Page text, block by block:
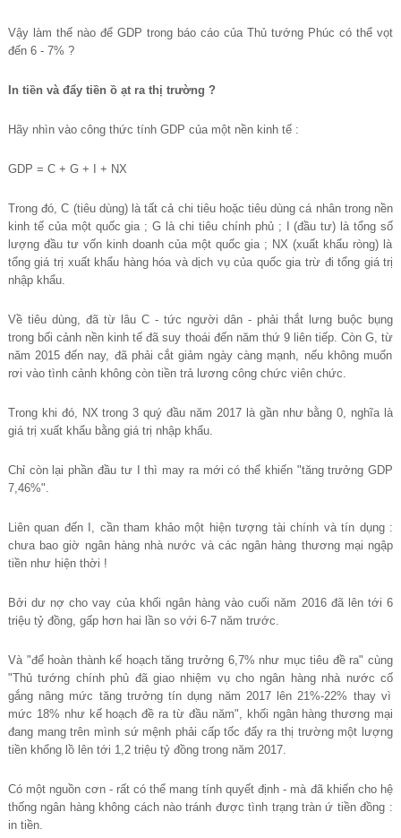
Vậy làm thếnào đểGDP trong báo cáo của Thủ tướng Phúc có thể vọt
đến 6 - 7% ?
In tiền và đẩy tiền ồ ạt ra thị trường ?
Hãy nhìn vào công thức tính GDP của một nền kinh tế:
GDP = C + G + I + NX
Trong đó, C (tiêu dùng) là tất cảchi tiêu hoặc tiêu dùng cá nhân trong nền
kinh tếcủa một quốc gia ; G là chi tiêu chính phủ; I (đầu tư) là tổng số
ượng đầu tưvốn kinh doanh của một quốc gia ; NX (xuất khẩu ròng) là
tổng giá trị xuất khẩu hàng hóa và dịc h vụcủa quốc gia trừđi tổng giá trị
nhập khẩu.
Vềtiêu dùng, đã từlâu C - tức người dân - phải thắt lưng buộc bụng
trong bối cảnh nền kinh tế đã suy thoái đến năm thứ9 liên tiếp. Còn G, từ
năm 2015 đến nay, đã phải cắt giảm ngày càng mạnh, nếu không muốn
rơi vào tình cảnh không còn tiền trảl ương công chức viên chức.
Trong khi đó, NX trong 3 quý đầu năm 2017 là gần nhưbằng 0, nghĩa là
giá trị xuất khẩu bằng giá trị nhập khẩu.
Chỉcòn lại phần đầu tưI thì may ra mới có thể khiến "tăng trưởng GDP
7,46%".
Liên quan đến I, cần tham khảo một hiện tượng tài chính và tín dụng :
chưa bao giờ ngân hàng nhà nước và các ngân hàng thương mại ngập
tiền nhưhiện thời !
Bởi dư nợ cho vay của khối ngân hàng vào cuối năm 2016 đã lên tới 6
triệu tỷđồng, gấp hơn hai l ần so với 6-7 năm trước.
Và "đểhoàn thành kế hoạch tăng trưởng 6,7% như mục tiêu đềra" cùng
"Thủtướng chính phủ đã giao nhiệm vụcho ngân hàng nhà nước cố
gắng nâng mức tăng trưởng tín dụng năm 2017 lên 21%-22% thay vì
mức 18% nhưkếhoạch đề ra từ đầu năm", khối ngân hàng thương mại
đang mang trên mình sứmệnh phải cấp tốc đẩy ra thị trường một lượng
tiền khổng l ồlên tới 1,2 triệu tỷđồng trong năm 2017.
Có một nguồn cơn - rất có thể mang tính quyết định - mà đã khiến cho hệ
thống ngân hàng không cách nàotránh được tình trạng trànứ tiền đồng :
in tiền.